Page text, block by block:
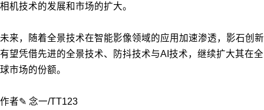
相机技术的发展和市场的扩大。
未来，随着全景技术在智能影像领域的应用加速渗透，影石创新
有望凭借先进的全景技术、防抖技术与AI技术，继续扩大其在全
球市场的份额。
作者✎ 念一/TT123